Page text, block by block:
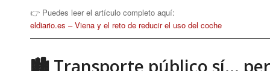
👉 Puedes leer el artículo completo aquí:
eldiario.es – Viena y el reto de reducir el uso del coche
🏙 Transporte público sí…